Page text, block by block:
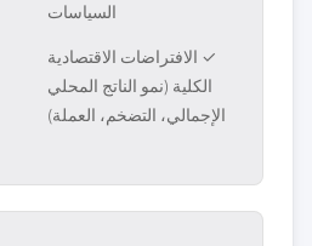
السياسات
✓ الافتراضات الاقتصادية
الكلية (نمو الناتج المحلي
الإجمالي، التضخم، العملة)